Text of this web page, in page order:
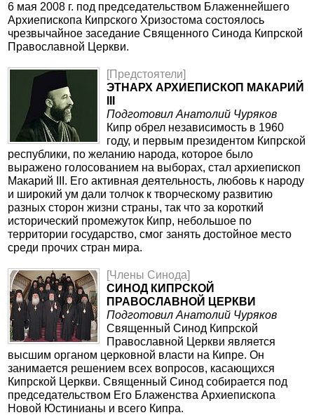
6 мая 2008 г. под председательством Блаженнейшего
Архиепископа Кипрского Хризостома состоялось
чрезвычайное заседание Священного Синода Кипрской
Православной Церкви.
[Предстоятели]
ЭТНАРХ АРХИЕПИСКОП МАКАРИЙ
Подготовил Анатолий Чуряков
Кипр обрел независимость в 1960
году, и первым президентом Кипрской
республики, по желанию народа, которое было
выражено голосованием на выборах, стал архиепископ
Макарий III. Его активная деятельность, любовь к народу
и широкий ум дали толчок к творческому развитию
разных сторон жизни страны, так что за короткий
исторический промежуток Кипр, небольшое по
территории государство, смог занять достойное место
среди прочих стран мира.
[Члены Синода]
СИНОД КИПРСКОЙ
ПРАВОСЛАВНОЙ ЦЕРКВИ
Подготовил Анатолий Чуряков
Священный Синод Кипрской
Православной Церкви является
высшим органом церковной власти на Кипре. Он
занимается решением всех вопросов, касающихся
Кипрской Церкви. Священный Синод собирается под
председательством Его Блаженства Архиепископа
Новой Юстинианы и всего Кипра.